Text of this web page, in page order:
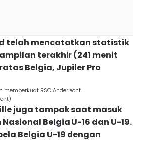
telah mencatatkan statistik
terakhir (241 menit
Belgia, Jupiler Pro
RSC Anderlecht.
juga tampak saat masuk
Belgia U-16 dan U-19.
Belgia U-19 dengan